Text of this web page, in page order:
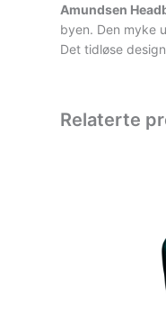
Amundsen
byen. Den myke
Det tidløse
Relaterte